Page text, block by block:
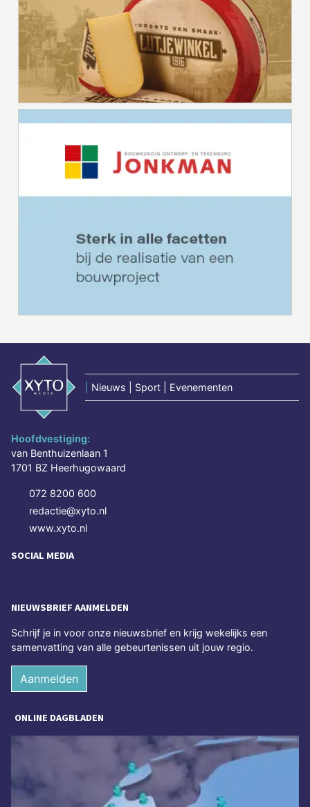
Nieuws | Sport | Evenementen
Hoofdvestiging:
van Benthuizenlaan 1
1701 BZ Heerhugowaard
072 8200 600
redactie@xyto.nl
www.xyto.nl
SOCIAL MEDIA
NIEUWSBRIEF AANMELDEN
Schrijf je in voor onze nieuwsbrief en krijg wekelijks een
samenvatting van alle gebeurtenissen uit jouw regio.
Aanmelden
ONLINE DAGBLADEN